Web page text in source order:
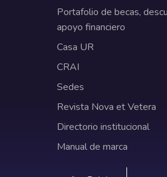
Portafolio de becas,
apoyo financiero
Casa UR
CRAI
Sedes
Revista Nova et Vetera
Directorio institucional
Manual de marca